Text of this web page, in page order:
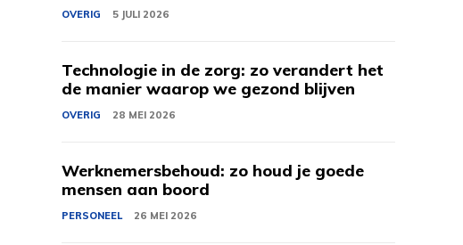
OVERIG 5 JULI 2026
Technologie in de zorg: zo verandert het
de manier waarop we gezond blijven
OVERIG 28 MEI 2026
Werknemersbehoud: zo houd je goede
mensen aan boord
PERSONEEL 26 MEI 2026